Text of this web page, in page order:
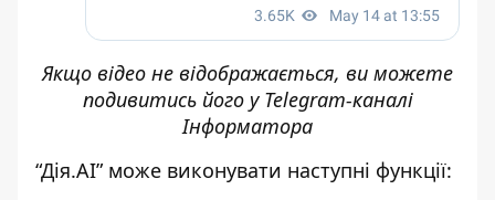
Якщо відео не відображається, ви можете
подивитись його у Telegram-каналі
Інформатора
“Дія.AI” може виконувати наступні функції: